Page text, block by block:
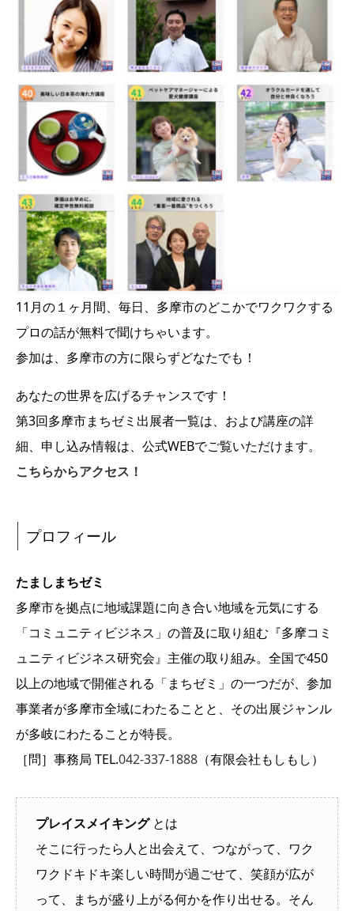
11月の１ヶ月間、毎日、多摩市のどこかでワクワクする
プロの話が無料で聞けちゃいます。
参加は、多摩市の方に限らずどなたでも！
あなたの世界を広げるチャンスです！
第3回多摩市まちゼミ出展者一覧は、および講座の詳
細、申し込み情報は、公式WEBでご覧いただけます。
こちらからアクセス！
プロフィール
たましまちゼミ
多摩市を拠点に地域課題に向き合い地域を元気にする
「コミュニティビジネス」の普及に取り組む『多摩コミ
ュニティビジネス研究会』主催の取り組み。全国で450
以上の地域で開催される「まちゼミ」の一つだが、参加
事業者が多摩市全域にわたることと、その出展ジャンル
が多岐にわたることが特長。
［問］事務局 TEL.042-337-1888 （有限会社もしもし）
プレイスメイキングとは
そこに行ったら人と出会えて、つながって、ワク
ワクドキドキ楽しい時間が過ごせて、笑顔が広が
って、まちが盛り上がる何かを作り出せる。そん